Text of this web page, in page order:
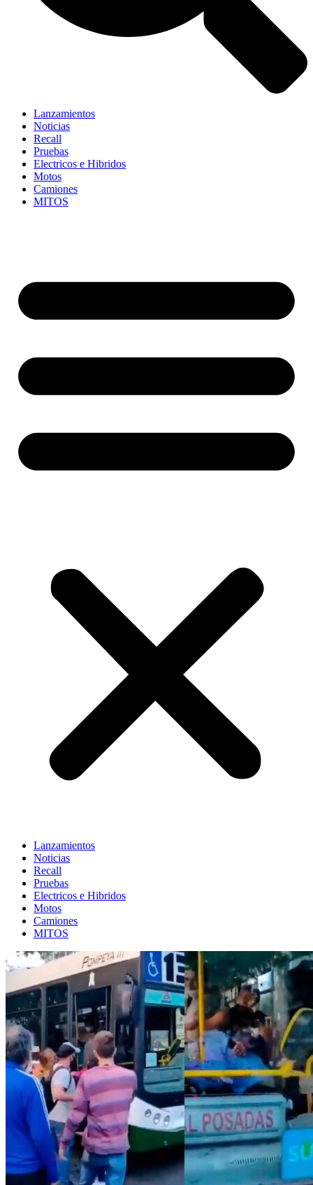
Lanzamientos
Noticias
Recall
Pruebas
Electricos e Hibridos
Motos
Camiones
MITOS
Lanzamientos
Noticias
Recall
Pruebas
Electricos e Hibridos
Motos
Camiones
MITOS